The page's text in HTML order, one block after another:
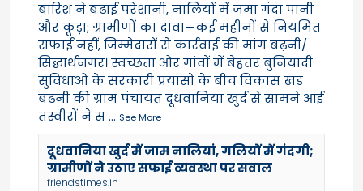
बारिश ने बढ़ाई परेशानी, नालियों में जमा गंदा पानी
और कूड़ा; ग्रामीणों का दावा—कई महीनों से नियमित
सफाई नहीं, जिम्मेदारों से कार्रवाई की मांग बढ़नी/
सिद्धार्थनगर। स्वच्छता और गांवों में बेहतर बुनियादी
सुविधाओं के सरकारी प्रयासों के बीच विकास खंड
बढ़नी की ग्राम पंचायत दूधवानिया खुर्द से सामने आई
तस्वीरों ने स... See More
दूधवानिया खुर्द में जाम नालियां, गलियों में गंदगी;
ग्रामीणों ने उठाए सफाई व्यवस्था पर सवाल
friendstimes.in